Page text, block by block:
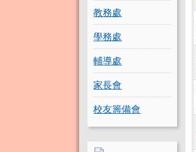
教務處
學務處
輔導處
家長會
校友籌備會